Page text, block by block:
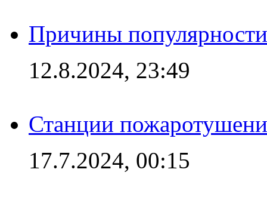
Причины
12.8.2024, 23:49
Станции
17.7.2024, 00:15